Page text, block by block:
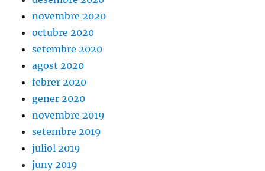
novembre 2020
octubre 2020
setembre 2020
agost 2020
febrer 2020
gener 2020
novembre 2019
setembre 2019
juliol 2019
juny 2019